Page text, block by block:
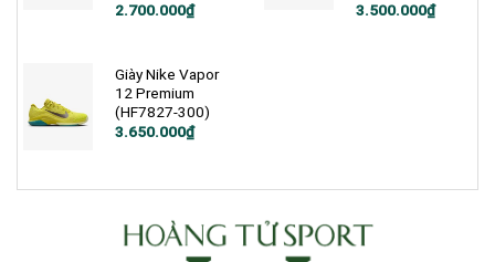
2.700.000₫
3.500.000₫
Giày Nike Vapor
12 Premium
(HF7827-300)
Giá
3.650.000₫
Giá
3.650.000₫.